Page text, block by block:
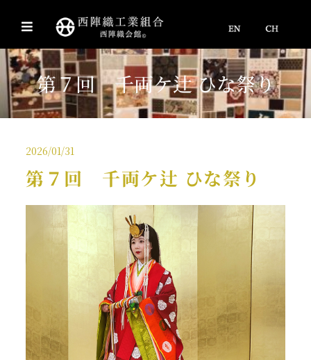
第７回 千両ケ辻 ひな祭り
2026/01/31
第７回 千両ケ辻 ひな祭り